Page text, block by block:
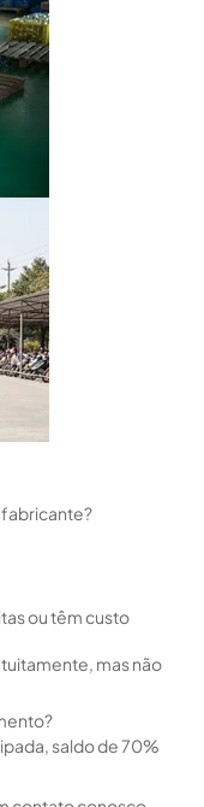
fabricante?
ou têm custo
mas não
saldo de 70%